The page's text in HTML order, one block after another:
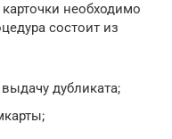
необходимо
состоит из
дубликата;